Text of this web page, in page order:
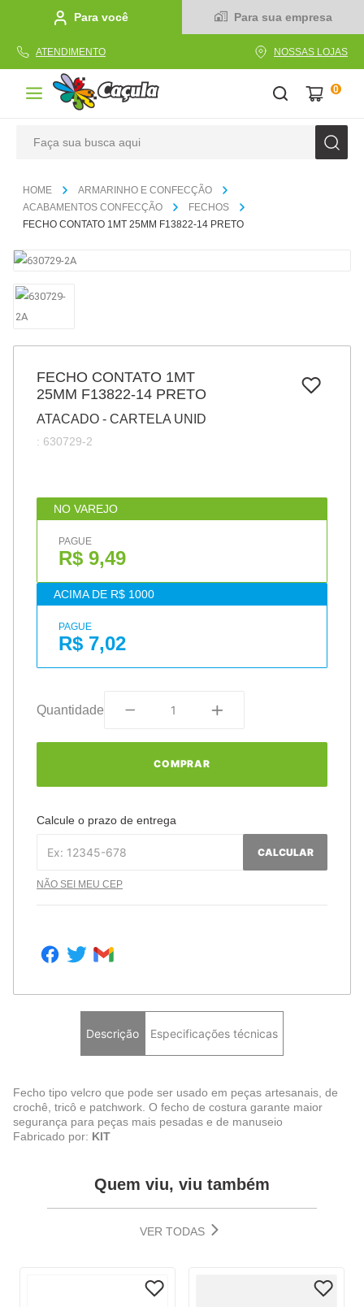
Para você Para sua empresa
ATENDIMENTO NOSSAS LOJAS
0
ARMARINHO E CONFECÇÃO
ACABAMENTOS CONFECÇÃO
FECHOS
FECHO CONTATO 1MT 25MM F13822-14 PRETO
FECHO CONTATO 1MT
25MM F13822-14 PRETO
ATACADO - CARTELA UNID
: 630729-2
NO VAREJO
PAGUE
R$ 9,49
ACIMA DE R$ 1000
PAGUE
R$ 7,02
Quantidade
COMPRAR
Calcule o prazo de entrega
CALCULAR
NÃO SEI MEU CEP
Descrição Especificações técnicas
Fecho tipo velcro que pode ser usado em peças artesanais, de
crochê, tricô e patchwork. O fecho de costura garante maior
segurança para peças mais pesadas e de manuseio
Fabricado por: KIT
Quem viu, viu também
VER TODAS
1º caderno
3º caneta
4 º tecido
5
6º papel
pincel